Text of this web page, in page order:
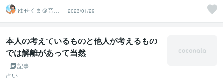
ゆせくま＠音楽
家＆寄り添うカ
ウンセラー
2023/01/29
本人の考えているものと他人が考えるもの
では解離があって当然
記事
占い